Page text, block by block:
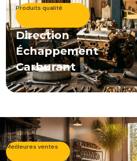
Produits qualité
Direction
Échappement
Carburant
Meilleures ventes